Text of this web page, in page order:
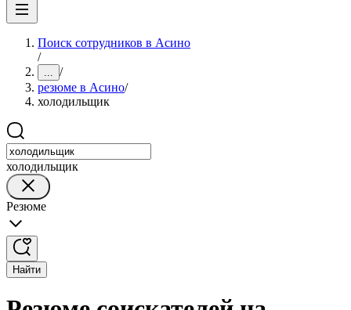
Поиск сотрудников в Асино
/
... /
резюме в Асино/
холодильщик
холодильщик
Резюме
Найти